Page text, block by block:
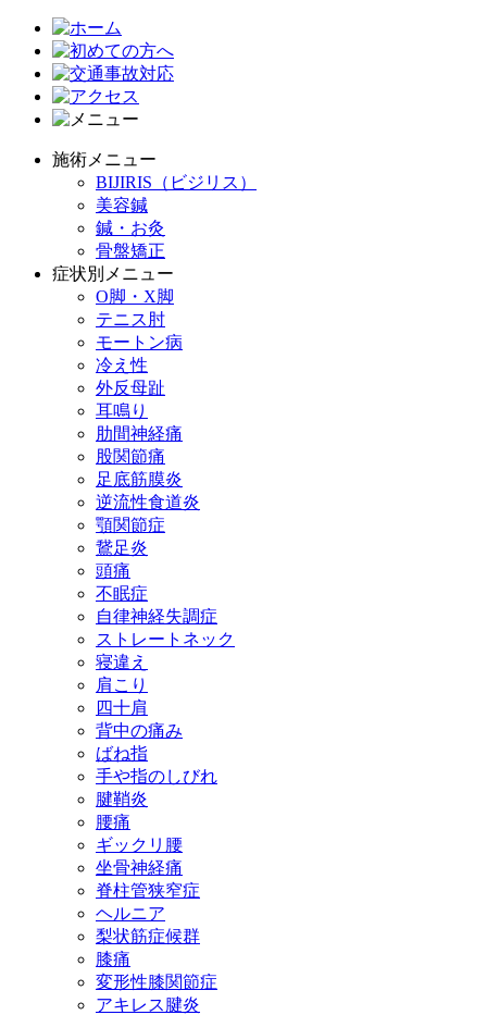
施術メニュー
BIJIRIS（ビジリス）
美容鍼
鍼・お灸
骨盤矯正
症状別メニュー
O脚・X脚
テニス肘
モートン病
冷え性
外反母趾
耳鳴り
肋間神経痛
股関節痛
足底筋膜炎
逆流性食道炎
顎関節症
鵞足炎
頭痛
不眠症
自律神経失調症
ストレートネック
寝違え
肩こり
四十肩
背中の痛み
ばね指
手や指のしびれ
腱鞘炎
腰痛
ギックリ腰
坐骨神経痛
脊柱管狭窄症
ヘルニア
梨状筋症候群
膝痛
変形性膝関節症
アキレス腱炎